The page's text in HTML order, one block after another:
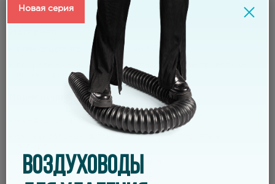
стенка шланга – специальный ТЭП;
спираль - высокоуглеродистая стальная проволока с
антикоррозионным покрытием.
кондиционирование и вентиляция;
универсальный шланг для транспортировки и
откачка мелкой пыли и порошка;
отвод дыма и выхлопных газов;
Новая серия
ВОЗДУХОВОДЫ